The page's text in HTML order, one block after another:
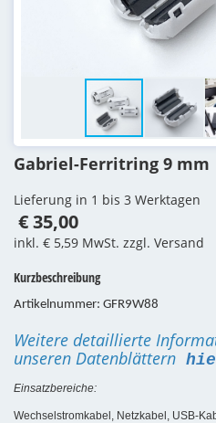
Gabriel-Ferritring 9 mm
Lieferung in 1 bis 3 Werktagen
€ 35,00
inkl. € 5,59 MwSt. zzgl. Versand
Kurzbeschreibung
Artikelnummer: GFR9W88
Weitere detaillierte
unseren Datenblättern
Einsatzbereiche:
Wechselstromkabel, Netzkabel, USB-